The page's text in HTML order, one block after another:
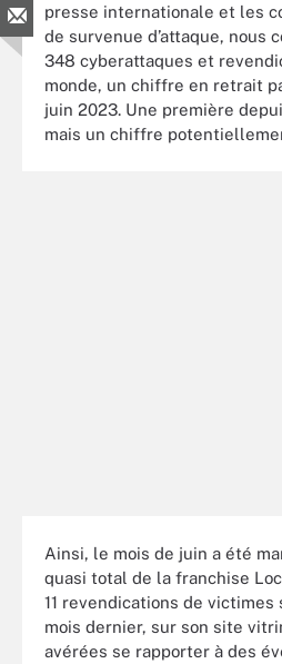
presse internationale et les
de survenue d’attaque, nous
348 cyberattaques et
monde, un chiffre en retrait
juin 2023. Une première
mais un chiffre
Ainsi, le mois de juin a été
quasi total de la franchise
11 revendications de victimes
mois dernier, sur son site
avérées se rapporter à des